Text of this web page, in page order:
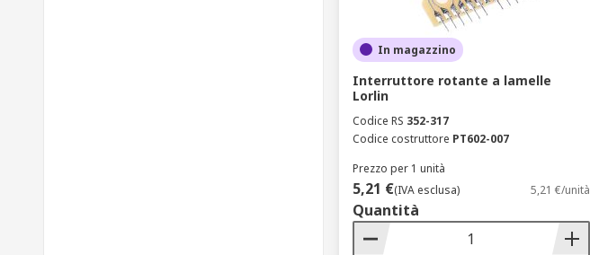
In magazzino
Interruttore rotante a lamelle
Lorlin
Codice RS 352-317
Codice costruttore PT602-007
Prezzo per 1 unità
5,21 €(IVA esclusa) 5,21 €/unità
Quantità